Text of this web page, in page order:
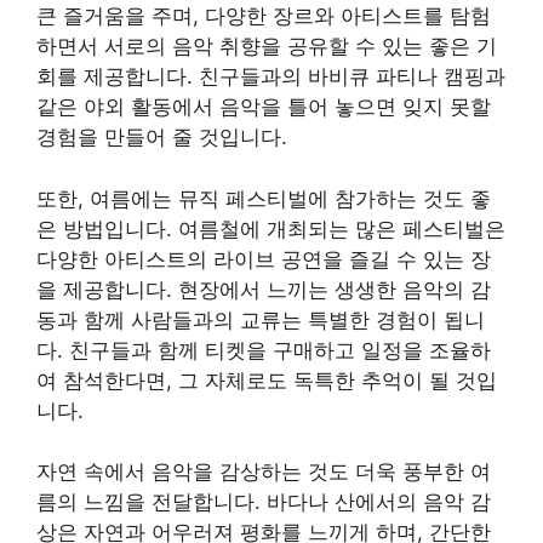
큰 즐거움을 주며, 다양한 장르와 아티스트를 탐험
하면서 서로의 음악 취향을 공유할 수 있는 좋은 기
회를 제공합니다. 친구들과의 바비큐 파티나 캠핑과
같은 야외 활동에서 음악을 틀어 놓으면 잊지 못할
경험을 만들어 줄 것입니다.
또한, 여름에는 뮤직 페스티벌에 참가하는 것도 좋
은 방법입니다. 여름철에 개최되는 많은 페스티벌은
다양한 아티스트의 라이브 공연을 즐길 수 있는 장
을 제공합니다. 현장에서 느끼는 생생한 음악의 감
동과 함께 사람들과의 교류는 특별한 경험이 됩니
다. 친구들과 함께 티켓을 구매하고 일정을 조율하
여 참석한다면, 그 자체로도 독특한 추억이 될 것입
니다.
자연 속에서 음악을 감상하는 것도 더욱 풍부한 여
름의 느낌을 전달합니다. 바다나 산에서의 음악 감
상은 자연과 어우러져 평화를 느끼게 하며, 간단한